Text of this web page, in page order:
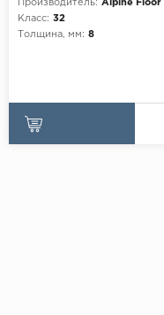
Производитель: Alpine Floor
Класс: 32
Толщина, мм: 8